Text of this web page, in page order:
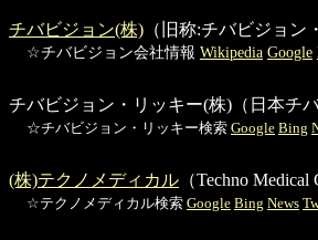
チバビジョン(株) （旧称:チバビジョ
☆チバビジョン会社情報 Wikipedia Google
チバビジョン・リッキー(株) （日本チ
☆チバビジョン・リッキー検索 Google Bing
(株)テクノメディカル （Techno
☆テクノメディカル検索 Google Bing News